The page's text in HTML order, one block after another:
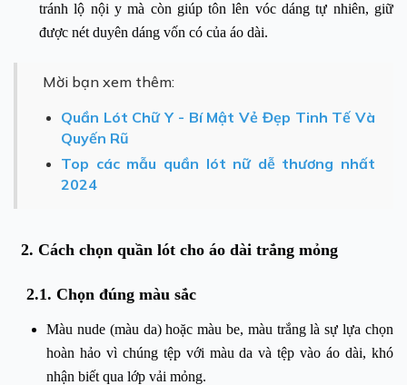
tránh lộ nội y mà còn giúp tôn lên vóc dáng tự nhiên, giữ
được nét duyên dáng vốn có của áo dài.
Mời bạn xem thêm:
Quần Lót Chữ Y - Bí Mật Vẻ Đẹp Tinh Tế Và
Quyến Rũ
Top các mẫu quần lót nữ dễ thương nhất
2024
2. Cách chọn quần lót cho áo dài trắng mỏng
2.1. Chọn đúng màu sắc
Màu nude (màu da) hoặc màu be, màu trắng là sự lựa chọn
hoàn hảo vì chúng tệp với màu da và tệp vào áo dài, khó
nhận biết qua lớp vải mỏng.